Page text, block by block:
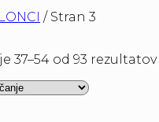
/ Stran 3
37–54 od 93 rezultatov